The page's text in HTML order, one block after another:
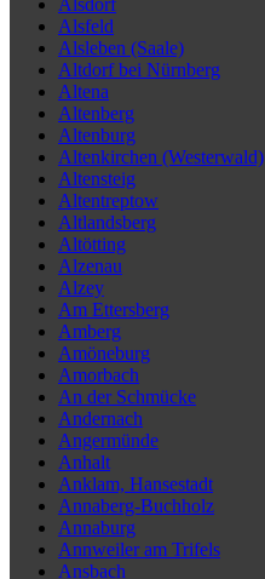
Alsdorf
Alsfeld
Alsleben (Saale)
Altdorf bei Nürnberg
Altena
Altenberg
Altenburg
Altenkirchen (Westerwald)
Altensteig
Altentreptow
Altlandsberg
Altötting
Alzenau
Alzey
Am Ettersberg
Amberg
Amöneburg
Amorbach
An der Schmücke
Andernach
Angermünde
Anhalt
Anklam, Hansestadt
Annaberg-Buchholz
Annaburg
Annweiler am Trifels
Ansbach